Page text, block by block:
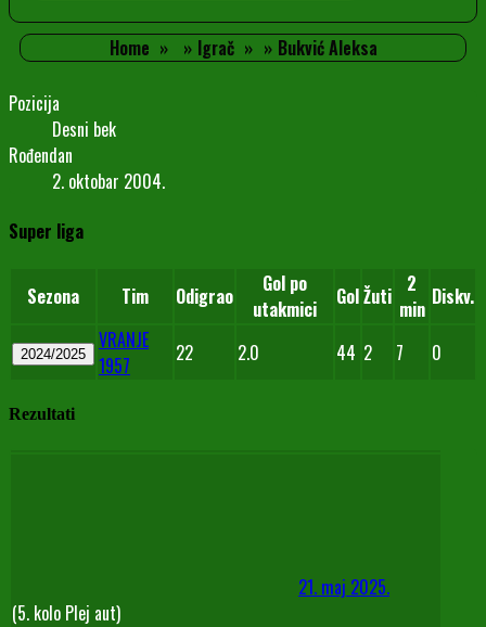
Home Igrač Bukvić Aleksa
Pozicija
Desni bek
Rođendan
2. oktobar 2004.
Super liga
Sezona Tim Odigrao
Gol po
utakmici
GolŽuti
2
min Diskv.
2024/2025
VRANJE
1957
22 2.0 44 2 7 0
Rezultati
21. maj 2025.
(5. kolo Plej aut)